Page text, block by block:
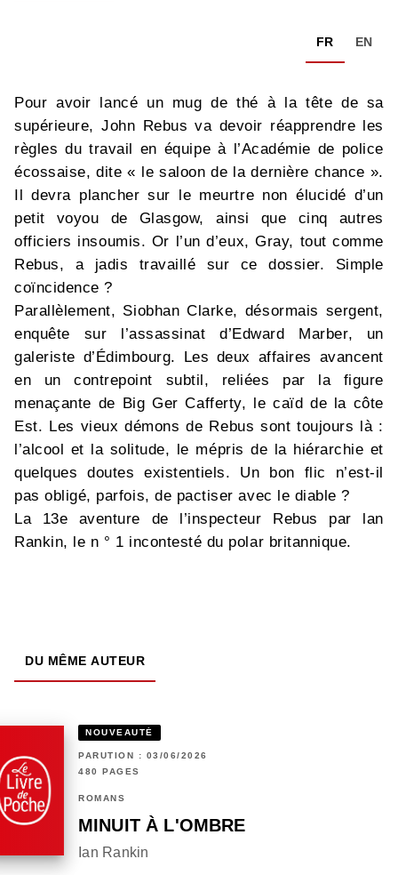
FR EN
Pour avoir lancé un mug de thé à la tête de sa
supérieure, John Rebus va devoir réapprendre les
règles du travail en équipe à l’Académie de police
écossaise, dite « le saloon de la dernière chance ».
Il devra plancher sur le meurtre non élucidé d’un
petit voyou de Glasgow, ainsi que cinq autres
officiers insoumis. Or l’un d’eux, Gray, tout comme
Rebus, a jadis travaillé sur ce dossier. Simple
coïncidence ?
Parallèlement, Siobhan Clarke, désormais sergent,
enquête sur l’assassinat d’Edward Marber, un
galeriste d’Édimbourg. Les deux affaires avancent
en un contrepoint subtil, reliées par la figure
menaçante de Big Ger Cafferty, le caïd de la côte
Est. Les vieux démons de Rebus sont toujours là :
l’alcool et la solitude, le mépris de la hiérarchie et
quelques doutes existentiels. Un bon flic n’est-il
pas obligé, parfois, de pactiser avec le diable ?
La 13e aventure de l’inspecteur Rebus par lan
Rankin, le n ° 1 incontesté du polar britannique.
DU MÊME AUTEUR
NOUVEAUTÉ
PARUTION : 03/06/2026
480 PAGES
ROMANS
MINUIT À L'OMBRE
Ian Rankin